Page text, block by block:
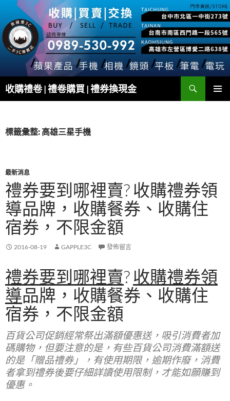
主
要
收購禮卷 | 禮卷購買 | 禮券換現金
搜
尋
標籤彙整: 高雄三星手機
最新消息
禮券要到哪裡賣? 收購禮券領
導品牌，收購餐券、收購住
宿券，不限金額
2016-08-19 GAPPLE3C 發佈留言
禮券要到哪裡賣?收購禮券領
導品牌，收購餐券、收購住
宿券，不限金額
百貨公司促銷經常祭出滿額優惠送，吸引消費者加
碼購物，但要注意的是，有些百貨公司消費滿額送
的是「贈品禮券」，有使用期限，逾期作廢，消費
者拿到禮券後要仔細詳讀使用限制，才能如願賺到
優惠。